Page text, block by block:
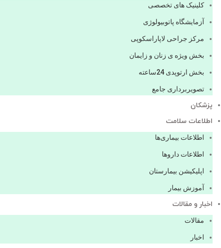
کلینیک های تخصصی
آزمایشگاه پاتوبیولوژی
مرکز جراحی لاپاراسکوپی
بخش ویژه ی زنان و زایمان
بخش ارتوپدی 24ساعته
تصویربرداری جامع
پزشكان
اطلاعات سلامت
اطلاعات بیماری‌ها
اطلاعات دارو‌ها
اپليكيشن بيمارستان
آموزش بیمار
اخبار و مقالات
مقالات
اخبار